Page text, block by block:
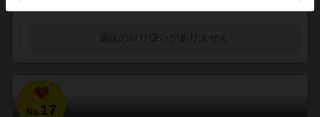
No.17